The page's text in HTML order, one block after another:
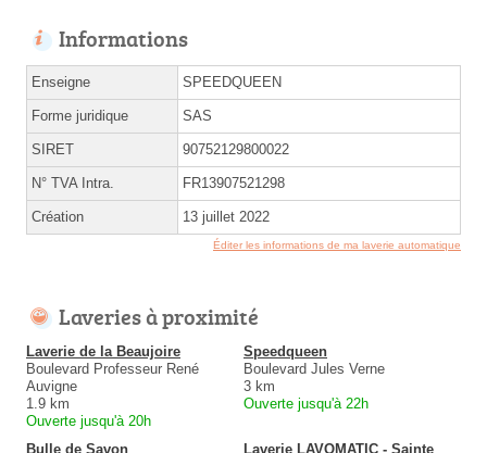
Informations
Enseigne SPEEDQUEEN
Forme juridique SAS
SIRET 90752129800022
N° TVA Intra. FR13907521298
Création 13 juillet 2022
Éditer les informations de ma laverie automatique
Laveries à proximité
Laverie de la Beaujoire
Boulevard Professeur René
Auvigne
1.9 km
Ouverte jusqu'à 20h
Speedqueen
Boulevard Jules Verne
3 km
Ouverte jusqu'à 22h
Bulle de Savon Laverie LAVOMATIC - Sainte